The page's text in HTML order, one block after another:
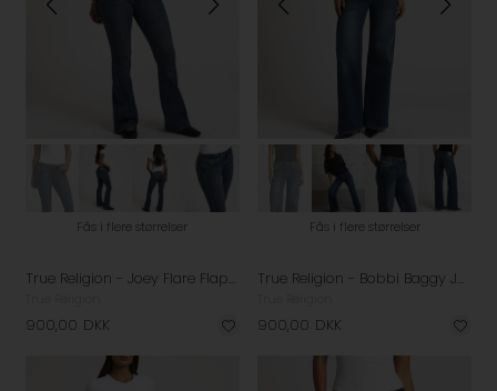
Fås i flere størrelser
True Religion - Joey Flare Flap Jeans - Arabella
900,00 DKK
Fås i flere størrelser
True Religion - Bobbi Baggy Jeans - Dark Wash
900,00 DKK